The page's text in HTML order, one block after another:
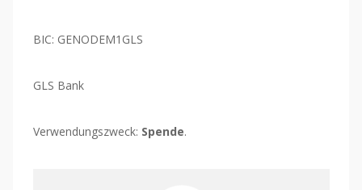
BIC: GENODEM1GLS
GLS Bank
Verwendungszweck: Spende.